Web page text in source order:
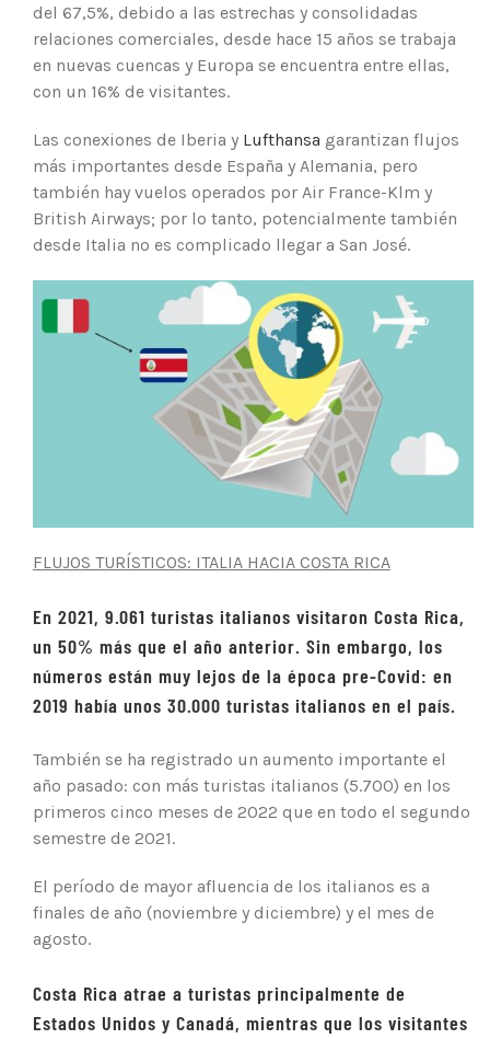
del 67,5%, debido a las estrechas y consolidadas
relaciones comerciales, desde hace 15 años se trabaja
en nuevas cuencas y Europa se encuentra entre ellas,
con un 16% de visitantes.
Las conexiones de Iberia y Lufthansa garantizan flujos
más importantes desde España y Alemania, pero
también hay vuelos operados por Air France-Klm y
British Airways; por lo tanto, potencialmente también
desde Italia no es complicado llegar a San José.
FLUJOS TURÍSTICOS: ITALIA HACIA COSTA RICA
En 2021, 9.061 turistas italianos visitaron Costa Rica,
un 50% más que el año anterior. Sin embargo, los
números están muy lejos de la época pre-Covid: en
2019 había unos 30.000 turistas italianos en el país.
También se ha registrado un aumento importante el
año pasado: con más turistas italianos (5.700) en los
primeros cinco meses de 2022 que en todo el segundo
semestre de 2021.
El período de mayor afluencia de los italianos es a
finales de año (noviembre y diciembre) y el mes de
agosto.
Costa Rica atrae a turistas principalmente de
Estados Unidos y Canadá, mientras que los visitantes